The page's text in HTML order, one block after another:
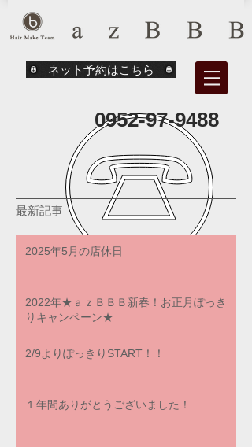
ネット予約はこちら
0952-97-9488
最新記事
2025年5月の店休日
2022年★ａｚＢＢＢ新春！お正月ぽっき
りキャンペーン★
2/9よりぽっきりSTART！！
１年間ありがとうございました！